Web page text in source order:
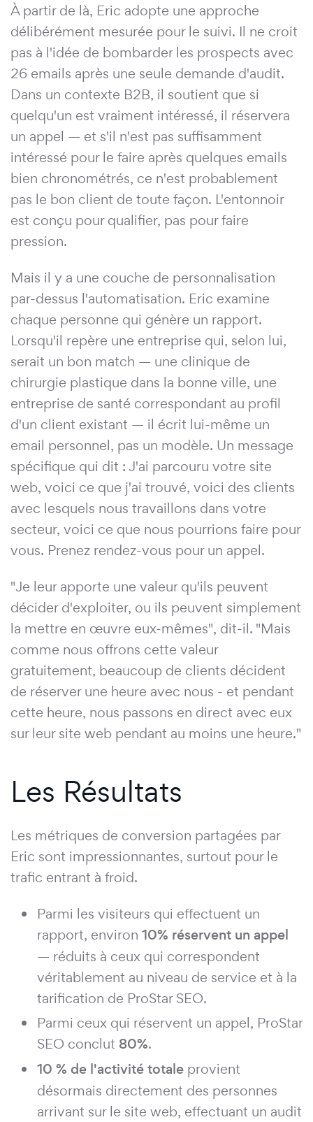
À partir de là, Eric adopte une approche
délibérément mesurée pour le suivi. Il ne croit
pas à l'idée de bombarder les prospects avec
26 emails après une seule demande d'audit.
Dans un contexte B2B, il soutient que si
quelqu'un est vraiment intéressé, il réservera
un appel — et s'il n'est pas suffisamment
intéressé pour le faire après quelques emails
bien chronométrés, ce n'est probablement
pas le bon client de toute façon. L'entonnoir
est conçu pour qualifier, pas pour faire
pression.
Mais il y a une couche de personnalisation
par-dessus l'automatisation. Eric examine
chaque personne qui génère un rapport.
Lorsqu'il repère une entreprise qui, selon lui,
serait un bon match — une clinique de
chirurgie plastique dans la bonne ville, une
entreprise de santé correspondant au profil
d'un client existant — il écrit lui-même un
email personnel, pas un modèle. Un message
spécifique qui dit : J'ai parcouru votre site
web, voici ce que j'ai trouvé, voici des clients
avec lesquels nous travaillons dans votre
secteur, voici ce que nous pourrions faire pour
vous. Prenez rendez-vous pour un appel.
"Je leur apporte une valeur qu'ils peuvent
décider d'exploiter, ou ils peuvent simplement
la mettre en œuvre eux-mêmes", dit-il. "Mais
comme nous offrons cette valeur
gratuitement, beaucoup de clients décident
de réserver une heure avec nous - et pendant
cette heure, nous passons en direct avec eux
sur leur site web pendant au moins une heure."
Les Résultats
Les métriques de conversion partagées par
Eric sont impressionnantes, surtout pour le
trafic entrant à froid.
Parmi les visiteurs qui effectuent un
rapport, environ 10% réservent un appel
— réduits à ceux qui correspondent
véritablement au niveau de service et à la
tarification de ProStar SEO.
Parmi ceux qui réservent un appel, ProStar
SEO conclut 80%.
10 % de l'activité totale provient
désormais directement des personnes
arrivant sur le site web, effectuant un audit